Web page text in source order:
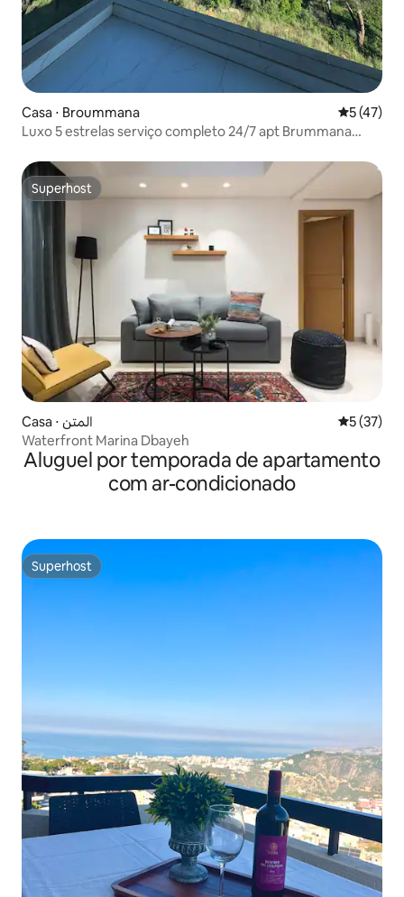
Casa ⋅ Broummana 5 de uma
5 (47)
Luxo 5 estrelas serviço completo 24/7 apt Brummana
Superhost
Superhost
Casa ⋅ المتن 5 de uma
5 (37)
Waterfront Marina Dbayeh
Aluguel por temporada de apartamento
com ar-condicionado
Superhost
Superhost